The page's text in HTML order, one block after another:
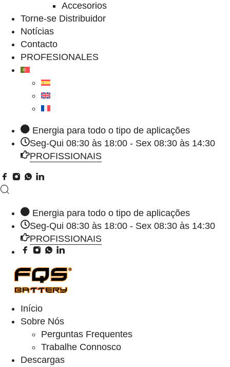
Accesorios
Torne-se Distribuidor
Notícias
Contacto
PROFESIONALES
Energia para todo o tipo de aplicações
Seg-Qui 08:30 às 18:00 - Sex 08:30 às 14:30
PROFISSIONAIS
Energia para todo o tipo de aplicações
Seg-Qui 08:30 às 18:00 - Sex 08:30 às 14:30
PROFISSIONAIS
Início
Sobre Nós
Perguntas Frequentes
Trabalhe Connosco
Descargas